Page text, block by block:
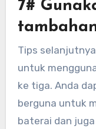
7#
Tips
untuk
ke tiga. Anda
berguna untuk
baterai dan